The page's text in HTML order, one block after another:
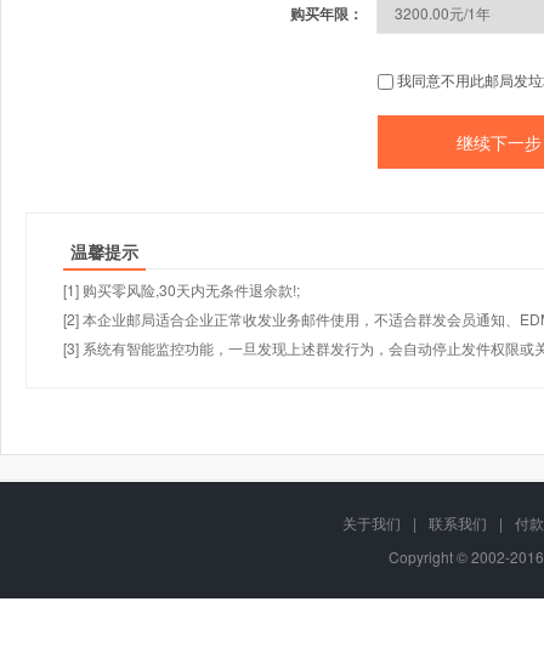
购买年限：
我同意不用此邮局发
温馨提示
[1] 购买零风险,30天内无条件退余款!;
[2] 本企业邮局适合企业正常收发业务邮件使用，不适合群发会员通知、
[3] 系统有智能监控功能，一旦发现上述群发行为，会自动停止发件权限或
关于我们 | 联系我们 |
付
Copyright © 2002-